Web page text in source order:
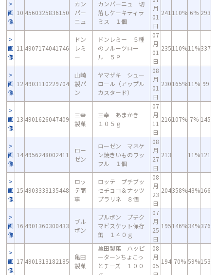
画
像
10 4560325836150
カン
パー
ニュ
カンパーニュ 切
落しケーキティラ
ミス １個
月
01
日
241 110% 6% 293
画
像
11 4907174041746
ドン
レミ
ー
ドンレミー ５種
のフルーツロー
ル ５Ｐ
07
月
01
日
235110%11%337
画
像
12 4903110229704
山崎
製パ
ン
ヤマザキ シュー
ロール（アップル
カスタード）
08
月
01
日
230165%11% 99
画
像
13 4901626047409
三幸
製菓
三幸 あまかき
１０５ｇ
07
月
11
日
216107% 7% 145
画
像
14 4956248002411
ロー
ゼン
ローゼン マネケ
ン焼きいものワッ
フル １個
08
月
27
日
213 11%121
画
像
15 4903333135448
ロッ
テ商
事
ロッテ プチブッ
セチョコ＆ナッツ
プラリネ ８個
08
月
23
日
204358%43%166
画
像
16 4901360300433
ブル
ボン
ブルボン プチク
マビスケット保存
缶 １４０ｇ
07
月
25
日
195146%34%376
画
像
17 4901313182185
亀田
製菓
亀田製菓 ハッピ
ーターンちょこっ
とチーズ １００
08
月
05
194 70% 59%153